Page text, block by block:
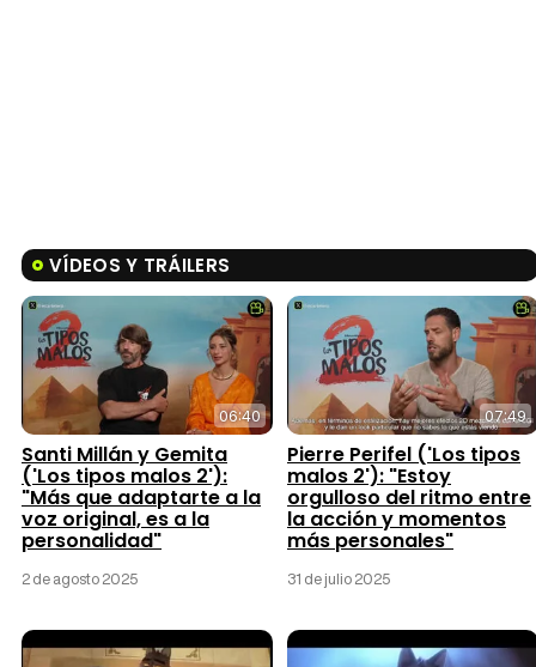
VÍDEOS Y TRÁILERS
06:40
Santi Millán y Gemita
('Los tipos malos 2'):
"Más que adaptarte a la
voz original, es a la
personalidad"
2 de agosto 2025
07:49
Pierre Perifel ('Los tipos
malos 2'): "Estoy
orgulloso del ritmo entre
la acción y momentos
más personales"
31 de julio 2025